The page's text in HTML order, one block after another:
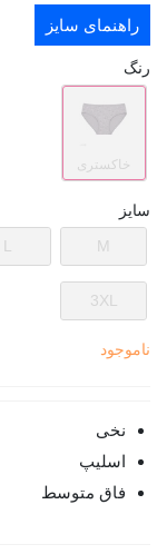
راهنمای سایز
رنگ
خاکستری
سایز
M
L
3XL
ناموجود
نخی
اسلیپ
فاق متوسط